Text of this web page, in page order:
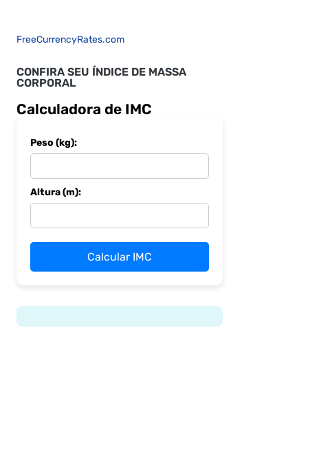
FreeCurrencyRates.com
CONFIRA SEU ÍNDICE DE MASSA
CORPORAL
Calculadora de IMC
Peso (kg):
Altura (m):
Calcular IMC